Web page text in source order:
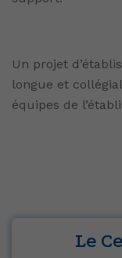
Un projet
longue et
équipes de
Le